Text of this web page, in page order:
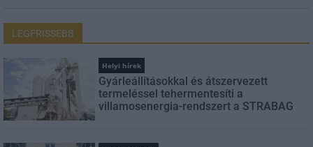
LEGFRISSEBB
Helyi hírek
Gyárleállításokkal és átszervezett
termeléssel tehermentesíti a
villamosenergia-rendszert a STRABAG